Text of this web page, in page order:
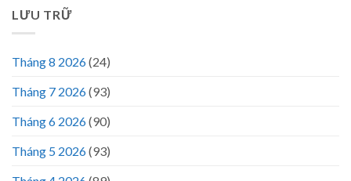
LƯU TRỮ
Tháng 8 2026(24)
Tháng 7 2026(93)
Tháng 6 2026(90)
Tháng 5 2026(93)